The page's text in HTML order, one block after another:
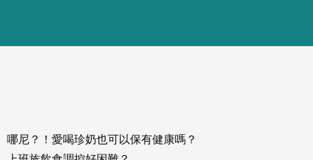
哪尼？！愛喝珍奶也可以保有健康嗎？